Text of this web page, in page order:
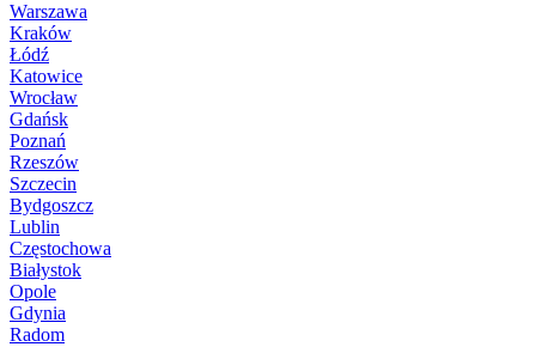
Warszawa
Kraków
Łódź
Katowice
Wrocław
Gdańsk
Poznań
Rzeszów
Szczecin
Bydgoszcz
Lublin
Częstochowa
Białystok
Opole
Gdynia
Radom